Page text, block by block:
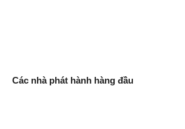
Các nhà phát hành hàng đầu